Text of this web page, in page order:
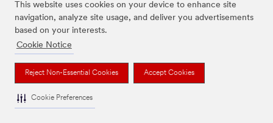
This website uses cookies on your device to enhance site
navigation, analyze site usage, and deliver you advertisements
based on your interests.
Cookie Notice
Reject Non-Essential Cookies Accept Cookies
Cookie Preferences